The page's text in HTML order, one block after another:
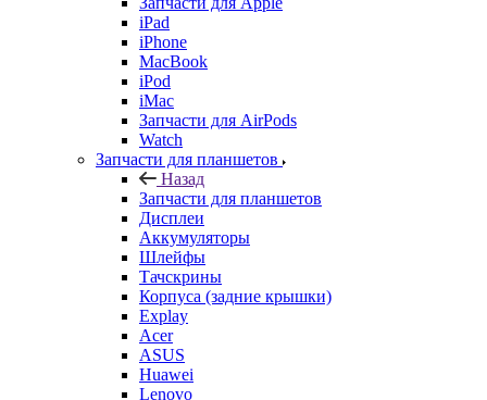
iPad
iPhone
MacBook
iPod
iMac
Запчасти для AirPods
Watch
Запчасти для планшетов
Назад
Запчасти для планшетов
Дисплеи
Аккумуляторы
Шлейфы
Тачскрины
Корпуса (задние крышки)
Explay
Acer
ASUS
Huawei
Lenovo